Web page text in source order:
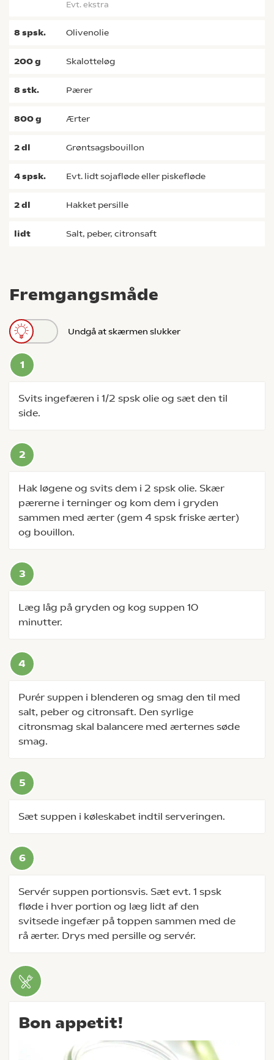
Fremgangsmåde
Undgå at skærmen slukker
Svits ingefæren i 1/2 spsk olie og sæt den til
side.
Hak løgene og svits dem i 2 spsk olie. Skær
pærerne i terninger og kom dem i gryden
sammen med ærter (gem 4 spsk friske ærter)
og bouillon.
Læg låg på gryden og kog suppen 10
minutter.
Purér suppen i blenderen og smag den til med
salt, peber og citronsaft. Den syrlige
citronsmag skal balancere med ærternes søde
smag.
Sæt suppen i køleskabet indtil serveringen.
Servér suppen portionsvis. Sæt evt. 1 spsk
fløde i hver portion og læg lidt af den
svitsede ingefær på toppen sammen med de
rå ærter. Drys med persille og servér.
Bon appetit!
evt. ekstra
8 spsk. olivenolie
200g skalotteløg
8 stk. pærer
800g ærter
2dl grøntsagsbouillon
4spsk. evt. lidt sojafløde eller piskefløde
2dl hakket persille
lidt salt, peber, citronsaft